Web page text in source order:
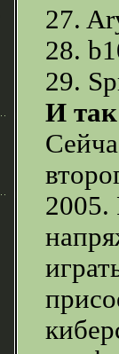
27.
28.
29.
И
2005.